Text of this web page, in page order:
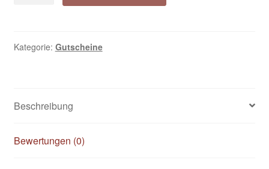
Signalhalsbänder
Kasse
Klettis
Kategorie: Gutscheine
Beschreibung
Bewertungen (0)